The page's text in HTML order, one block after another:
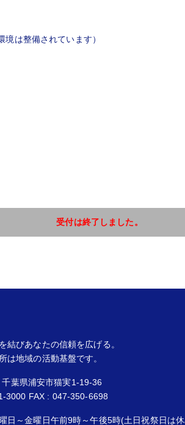
は整備されています）
受付は終了しました。
結びあなたの信頼を広げる。
は地域の活動基盤です。
葉県浦安市猫実1-19-36
3000 FAX : 047-350-6698
日～金曜日午前9時～午後5時(土日祝祭日は